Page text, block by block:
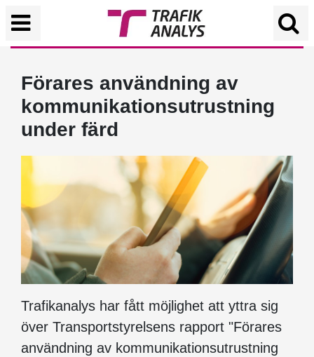
Förares användning av
kommunikationsutrustning
under färd
Trafikanalys har fått möjlighet att yttra sig
över Transportstyrelsens rapport "Förares
användning av kommunikationsutrustning